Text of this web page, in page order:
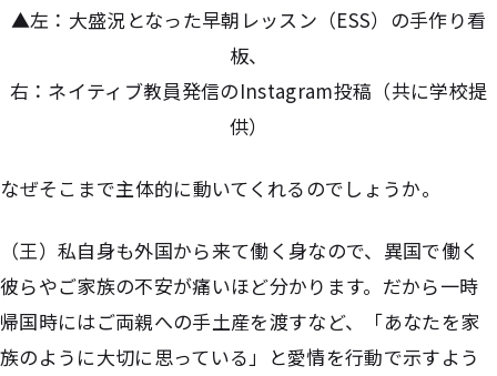
▲左：大盛況となった早朝レッスン（ESS）の手作り看
板、
右：ネイティブ教員発信のInstagram投稿 （共に学校提
供）
――なぜそこまで主体的に動いてくれるのでしょうか。
（王）私自身も外国から来て働く身なので、異国で働く
彼らやご家族の不安が痛いほど分かります。だから一時
帰国時にはご両親への手土産を渡すなど、「あなたを家
族のように大切に思っている」と愛情を行動で示すよう